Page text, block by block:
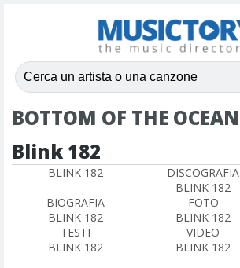
BOTTOM OF THE OCEAN
Blink 182
BLINK 182
DISCOGRAFIA
BLINK 182
BIOGRAFIA
BLINK 182
FOTO
BLINK 182
TESTI
BLINK 182
VIDEO
BLINK 182